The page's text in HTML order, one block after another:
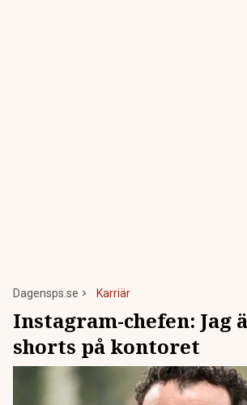
Dagensps.se Karriär
Instagram-chefen: Jag
shorts på kontoret